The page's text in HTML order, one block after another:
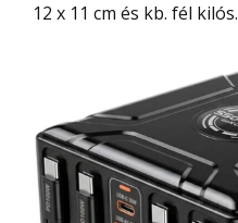
12 x 11 cm és kb. fél kilós.